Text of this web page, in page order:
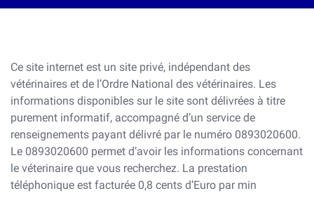
Ce site internet est un site privé, indépendant des
vétérinaires et de l’Ordre National des vétérinaires. Les
informations disponibles sur le site sont délivrées à titre
purement informatif, accompagné d’un service de
renseignements payant délivré par le numéro 0893020600.
Le 0893020600 permet d’avoir les informations concernant
le véterinaire que vous recherchez. La prestation
téléphonique est facturée 0,8 cents d’Euro par min